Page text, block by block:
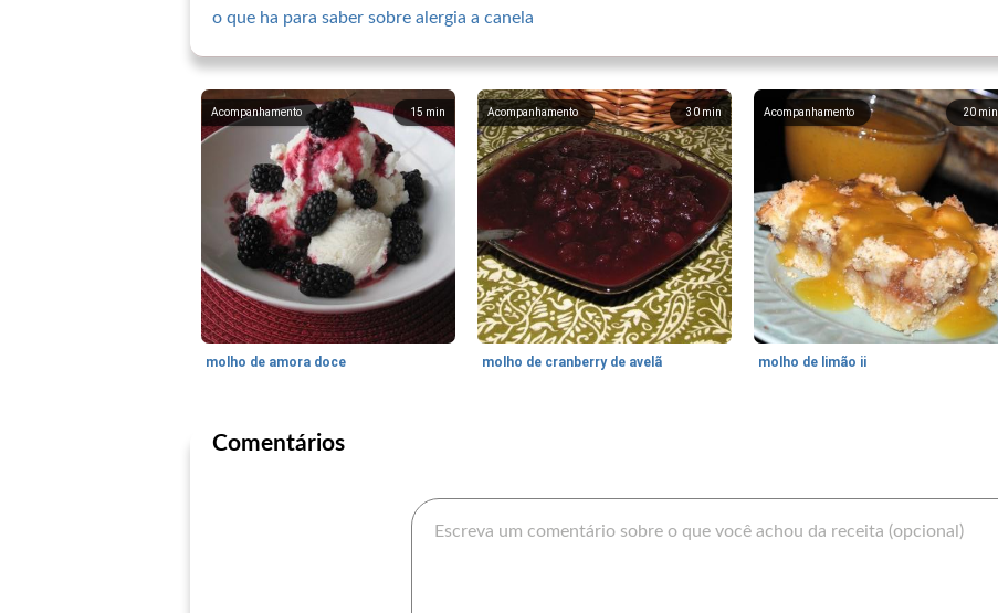
o que ha para saber sobre alergia a canela
15 min
Acompanhamento
molho de amora doce
30 min
Acompanhamento
molho de cranberry de avelã
20 min
Acompanhamento
molho de limão ii
Comentários